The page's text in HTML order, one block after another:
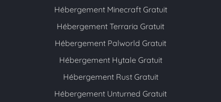
Hébergement Minecraft Gratuit
Hébergement Terraria Gratuit
Hébergement Palworld Gratuit
Hébergement Hytale Gratuit
Hébergement Rust Gratuit
Hébergement Unturned Gratuit